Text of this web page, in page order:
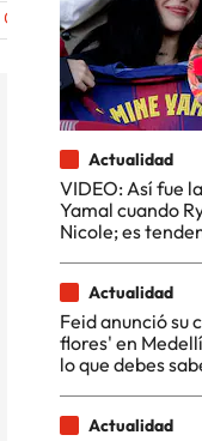
Grupo comunicación
Actualidad
VIDEO: Así fue
Yamal cuando
Nicole; es
Actualidad
Feid anunció su
flores' en
lo que debes
Actualidad